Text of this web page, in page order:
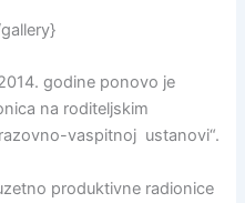
godine ponovo je
na roditeljskim
vaspitnoj ustanovi“.
produktivne radionice